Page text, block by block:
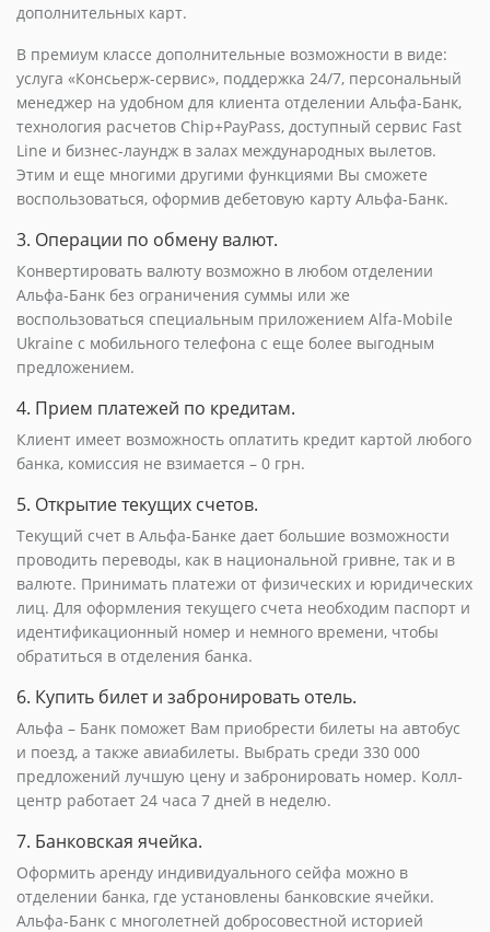
дополнительных карт.
В премиум классе дополнительные возможности в виде:
услуга «Консьерж-сервис», поддержка 24/7, персональный
менеджер на удобном для клиента отделении Альфа-Банк,
технология расчетов Chip+PayPass, доступный сервис Fast
Line и бизнес-лаундж в залах международных вылетов.
Этим и еще многими другими функциями Вы сможете
воспользоваться, оформив дебетовую карту Альфа-Банк.
3. Операции по обмену валют.
Конвертировать валюту возможно в любом отделении
Альфа-Банк без ограничения суммы или же
воспользоваться специальным приложением Alfa-Mobile
Ukraine с мобильного телефона с еще более выгодным
предложением.
4. Прием платежей по кредитам.
Клиент имеет возможность оплатить кредит картой любого
банка, комиссия не взимается – 0 грн.
5. Открытие текущих счетов.
Текущий счет в Альфа-Банке дает большие возможности
проводить переводы, как в национальной гривне, так и в
валюте. Принимать платежи от физических и юридических
лиц. Для оформления текущего счета необходим паспорт и
идентификационный номер и немного времени, чтобы
обратиться в отделения банка.
6. Купить билет и забронировать отель.
Альфа – Банк поможет Вам приобрести билеты на автобус
и поезд, а также авиабилеты. Выбрать среди 330 000
предложений лучшую цену и забронировать номер. Колл-
центр работает 24 часа 7 дней в неделю.
7. Банковская ячейка.
Оформить аренду индивидуального сейфа можно в
отделении банка, где установлены банковские ячейки.
Альфа-Банк с многолетней добросовестной историей